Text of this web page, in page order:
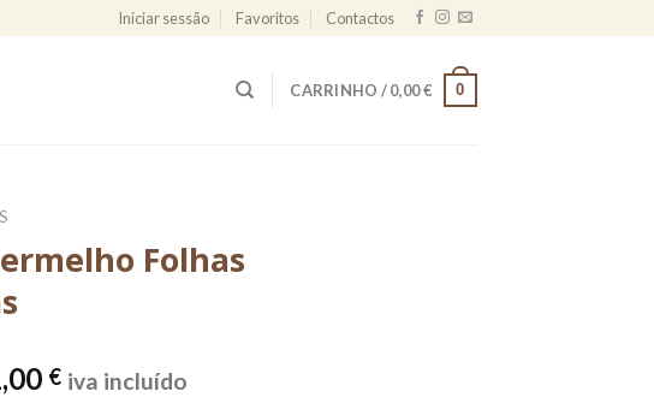
Iniciar sessão Favoritos Contactos
CARRINHO /0,00€ 0
Folhas
€Price
iva incluído